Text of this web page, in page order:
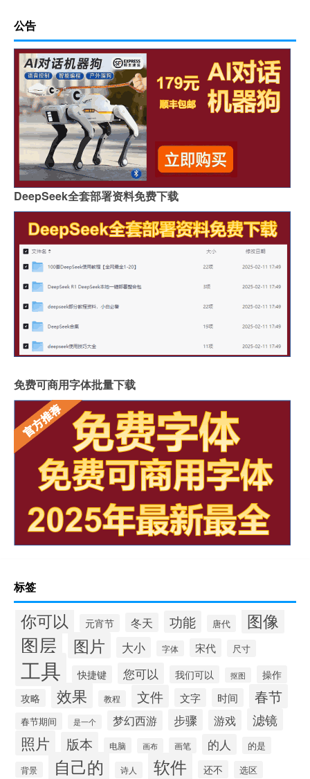
公告
DeepSeek全套部署资料免费下载
免费可商用字体批量下载
标签
你可以 元宵节 冬天 功能 唐代 图像
图层 图片 大小 字体 宋代 尺寸
工具 快捷键 您可以 我们可以 抠图
操作
攻略
效果 教程 文件 文字 时间 春节
春节期间 是一个 梦幻西游 步骤 游戏 滤镜
照片 版本 电脑 画布 画笔 的人 的是
背景 自己的 诗人 软件 还不 选区